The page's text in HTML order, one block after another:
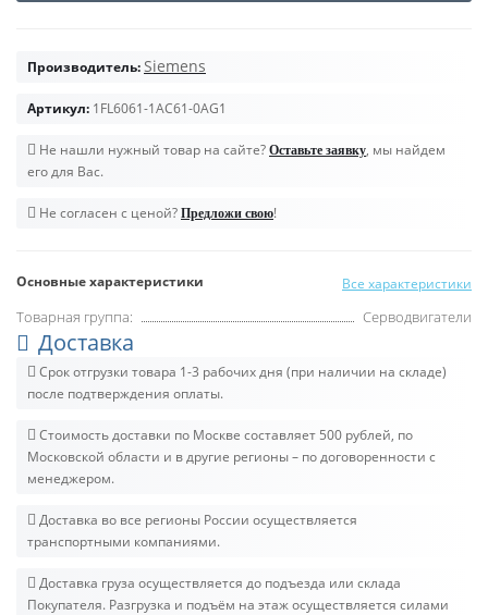
Производитель: Siemens
Артикул: 1FL6061-1AC61-0AG1
Не нашли нужный товар на сайте? Оставьте заявку, мы найдем
его для Вас.
Не согласен с ценой? Предложи свою!
Основные характеристики Все характеристики
Товарная группа: Серводвигатели
Доставка
Срок отгрузки товара 1-3 рабочих дня (при наличии на складе)
после подтверждения оплаты.
Стоимость доставки по Москве составляет 500 рублей, по
Московской области и в другие регионы – по договоренности с
менеджером.
Доставка во все регионы России осуществляется
транспортными компаниями.
Доставка груза осуществляется до подъезда или склада
Покупателя. Разгрузка и подъём на этаж осуществляется силами